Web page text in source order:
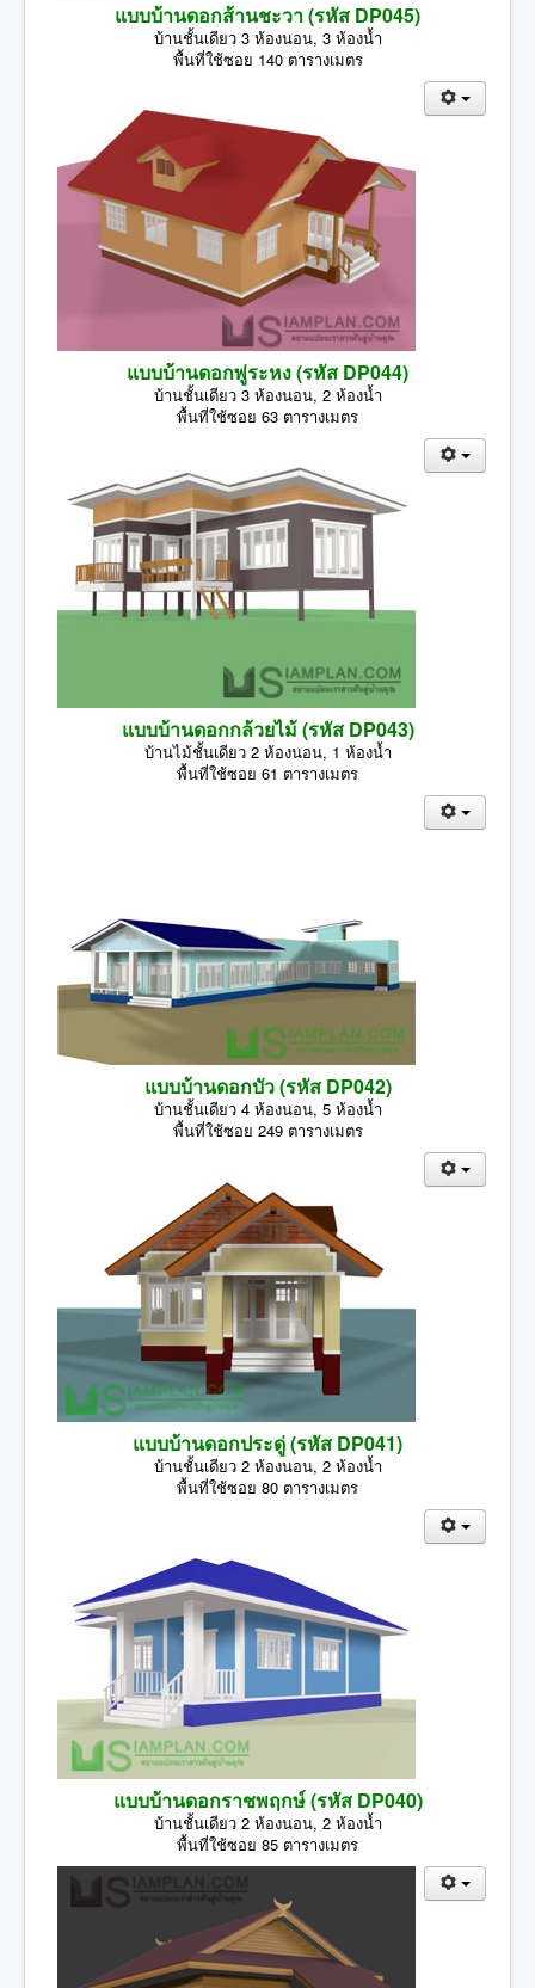
แบบบ้านดอกส้านชะวา (รหัส DP045)
บ้านชั้นเดียว 3 ห้องนอน, 3 ห้องน้ำ
พื้นที่ใช้ซอย 140 ตารางเมตร
แบบบ้านดอกพู่ระหง (รหัส DP044)
บ้านชั้นเดียว 3 ห้องนอน, 2 ห้องน้ำ
พื้นที่ใช้ซอย 63 ตารางเมตร
แบบบ้านดอกกล้วยไม้ (รหัส DP043)
บ้านไม้ชั้นเดียว 2 ห้องนอน, 1 ห้องน้ำ
พื้นที่ใช้ซอย 61 ตารางเมตร
แบบบ้านดอกบัว (รหัส DP042)
บ้านชั้นเดียว 4 ห้องนอน, 5 ห้องน้ำ
พื้นที่ใช้ซอย 249 ตารางเมตร
แบบบ้านดอกประดู่ (รหัส DP041)
บ้านชั้นเดียว 2 ห้องนอน, 2 ห้องน้ำ
พื้นที่ใช้ซอย 80 ตารางเมตร
แบบบ้านดอกราชพฤกษ์ (รหัส DP040)
บ้านชั้นเดียว 2 ห้องนอน, 2 ห้องน้ำ
พื้นที่ใช้ซอย 85 ตารางเมตร